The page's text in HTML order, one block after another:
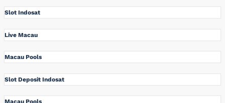
Slot Indosat
Live Macau
Macau Pools
Slot Deposit Indosat